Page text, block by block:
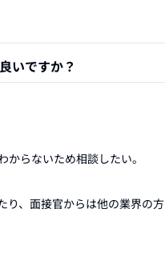
いですか？
らないため相談したい。
り、面接官からは他の業界の方